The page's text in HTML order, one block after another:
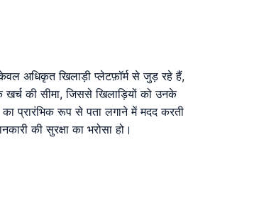
केवल अधिकृत खिलाड़ी प्लेटफ़ॉर्म से जुड़ रहे हैं,
खर्च की सीमा, जिससे खिलाड़ियों को उनके
का प्रारंभिक रूप से पता लगाने में मदद करती
की सुरक्षा का भरोसा हो।